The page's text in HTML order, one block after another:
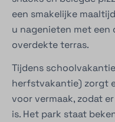
een smakelijke
u nagenieten met een
overdekte terras.
Tijdens
herfstvakantie) zorgt
voor vermaak, zodat
is. Het park staat